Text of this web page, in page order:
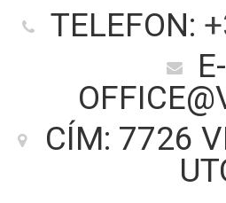
TELEFON:
CÍM: 7726